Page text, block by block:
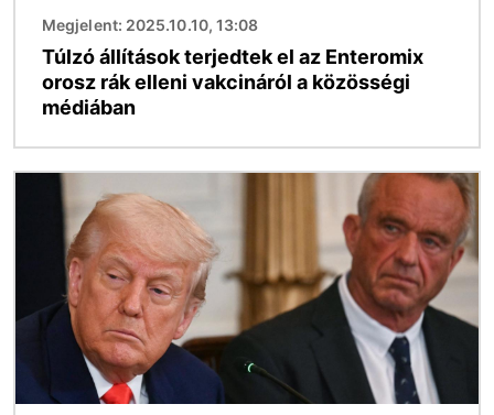
Megjelent: 2025.10.10, 13:08
Túlzó állítások terjedtek el az Enteromix
orosz rák elleni vakcináról a közösségi
médiában